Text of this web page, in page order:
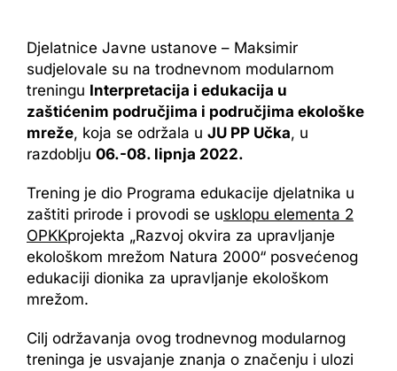
Djelatnice Javne ustanove – Maksimir
sudjelovale su na trodnevnom modularnom
treningu Interpretacija i edukacija u
zaštićenim područjima i područjima ekološke
mreže, koja se održala u JU PP Učka, u
razdoblju 06.-08. lipnja 2022.
Trening je dio Programa edukacije djelatnika u
zaštiti prirode i provodi se usklopu elementa 2
OPKKprojekta „Razvoj okvira za upravljanje
ekološkom mrežom Natura 2000“ posvećenog
edukaciji dionika za upravljanje ekološkom
mrežom.
Cilj održavanja ovog trodnevnog modularnog
treninga je usvajanje znanja o značenju i ulozi